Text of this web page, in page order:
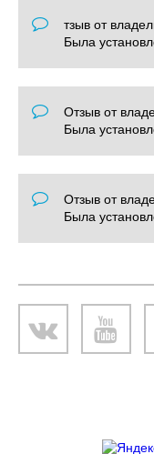
тзыв от
Была
Отзыв от
Была
Отзыв от
Была